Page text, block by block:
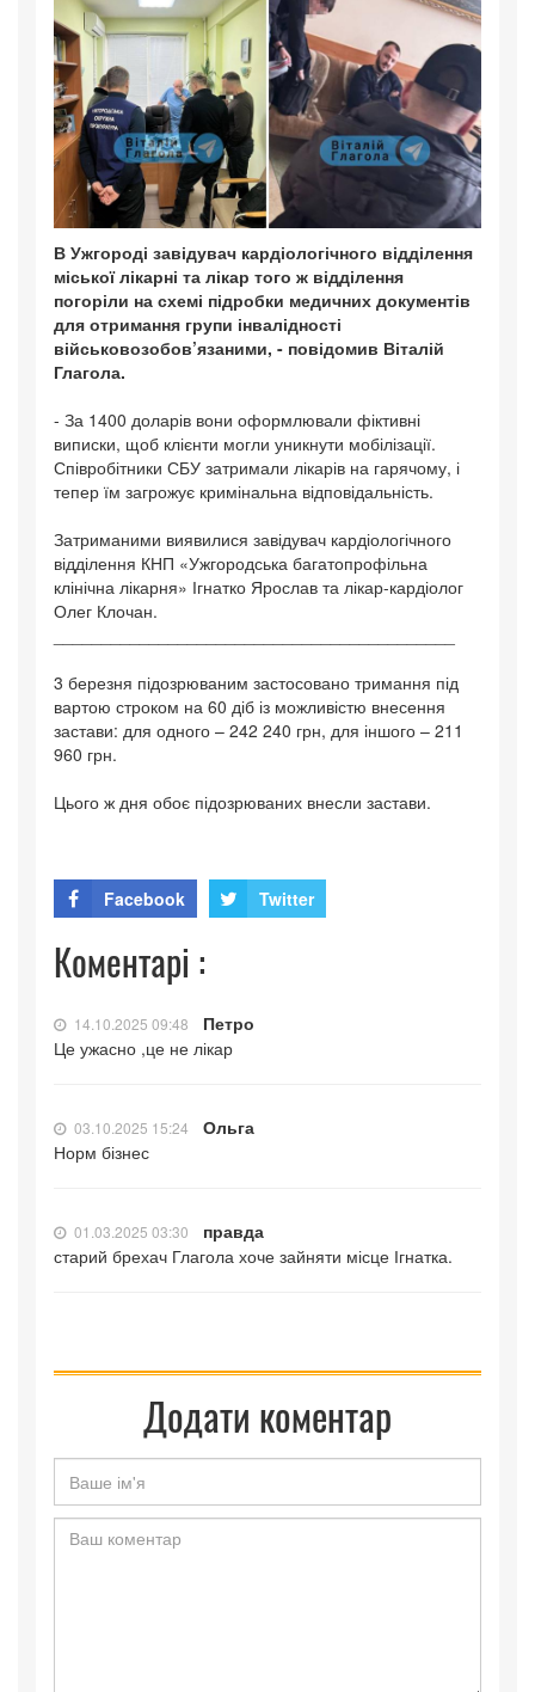
В Ужгороді завідувач кардіологічного відділення
міської лікарні та лікар того ж відділення
погоріли на схемі підробки медичних документів
для отримання групи інвалідності
військовозобов’язаними, - повідомив Віталій
Глагола.
- За 1400 доларів вони оформлювали фіктивні
виписки, щоб клієнти могли уникнути мобілізації.
Співробітники СБУ затримали лікарів на гарячому, і
тепер їм загрожує кримінальна відповідальність.
Затриманими виявилися завідувач кардіологічного
відділення КНП «Ужгородська багатопрофільна
клінічна лікарня» Ігнатко Ярослав та лікар-кардіолог
Олег Клочан.
3 березня підозрюваним застосовано тримання під
вартою строком на 60 діб із можливістю внесення
застави: для одного – 242 240 грн, для іншого – 211
960 грн.
Цього ж дня обоє підозрюваних внесли застави.
Facebook Twitter
Коментарі :
14.10.2025 09:48
Петро
Це ужасно ,це не лікар
03.10.2025 15:24
Ольга
Норм бізнес
01.03.2025 03:30
правда
старий брехач Глагола хоче зайняти місце Ігнатка.
Додати коментар